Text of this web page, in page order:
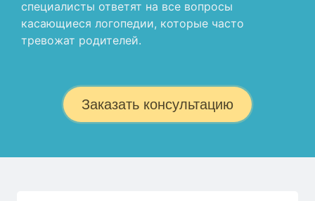
специалисты ответят на все вопросы
касающиеся логопедии, которые часто
тревожат родителей.
Заказать консультацию